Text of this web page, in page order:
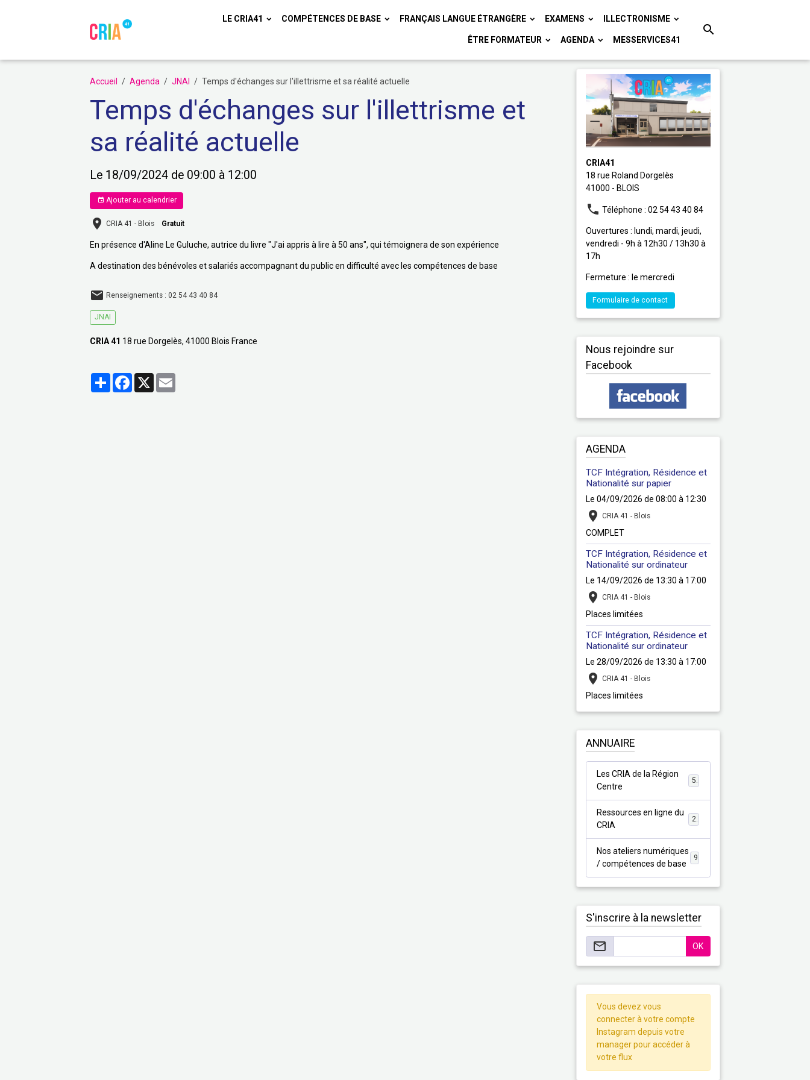
LE CRIA41 COMPÉTENCES DE BASE FRANÇAIS LANGUE ÉTRANGÈRE EXAMENS ILLECTRONISME
ÊTRE FORMATEUR AGENDA MESSERVICES41
Accueil Agenda JNAI Temps d'échanges sur l'illettrisme et sa réalité actuelle
Temps d'échanges sur l'illettrisme et
sa réalité actuelle
Le 18/09/2024 de 09:00 à 12:00
Ajouter au calendrier
CRIA 41 - Blois Gratuit
En présence d'Aline Le Guluche, autrice du livre "J'ai appris à lire à 50 ans", qui témoignera de son expérience
A destination des bénévoles et salariés accompagnant du public en difficulté avec les compétences de base
Renseignements : 02 54 43 40 84
JNAI
CRIA 41 18 rue Dorgelès, 41000 Blois France
PartagerFacebook
X
CRIA41
18 rue Roland Dorgelès
41000 - BLOIS
Téléphone : 02 54 43 40 84
Ouvertures : lundi, mardi, jeudi,
vendredi - 9h à 12h30 / 13h30 à
17h
Fermeture : le mercredi
Formulaire de contact
Nous rejoindre sur
Facebook
AGENDA
TCF Intégration, Résidence et
Nationalité sur papier
Le 04/09/2026 de 08:00 à 12:30
CRIA 41 - Blois
COMPLET
TCF Intégration, Résidence et
Nationalité sur ordinateur
Le 14/09/2026 de 13:30 à 17:00
CRIA 41 - Blois
Places limitées
TCF Intégration, Résidence et
Nationalité sur ordinateur
Le 28/09/2026 de 13:30 à 17:00
CRIA 41 - Blois
Places limitées
ANNUAIRE
Les CRIA de la Région
Centre
5
Ressources en ligne du
CRIA
2
Nos ateliers numériques
/ compétences de base
S'inscrire à la newsletter
OK
Vous devez vous
connecter à votre compte
Instagram depuis votre
manager pour accéder à
votre flux